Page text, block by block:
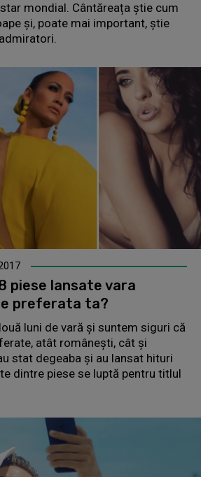
mondial. Cântăreața știe cum
și, poate mai important, știe
piese lansate vara
preferata ta?
luni de vară și suntem siguri că
atât românești, cât și
stat degeaba și au lansat hituri
dintre piese se luptă pentru titlul